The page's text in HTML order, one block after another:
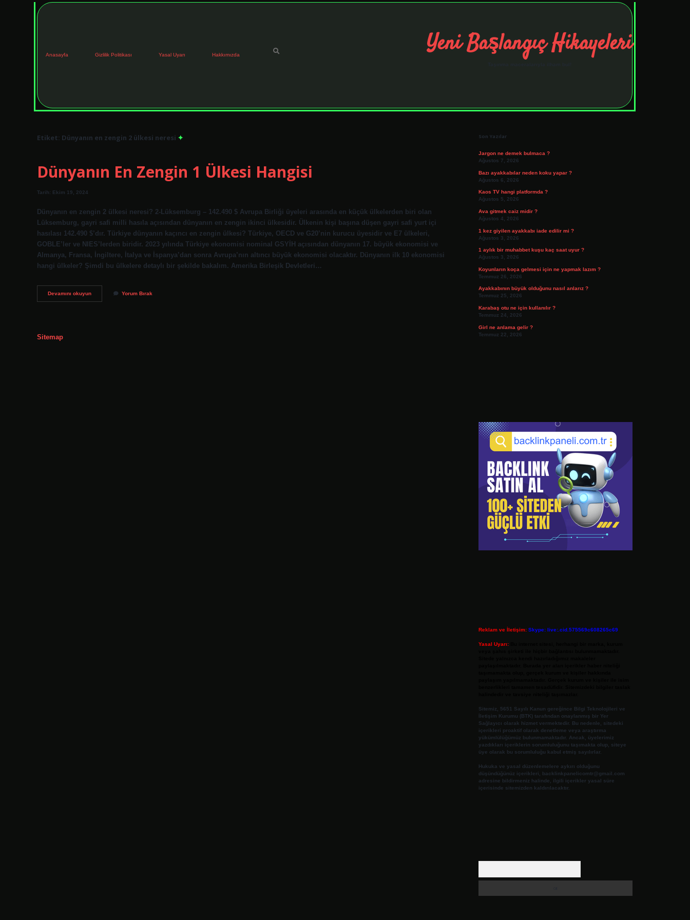
Anasayfa Gizlilik Politikası Yasal Uyarı Hakkımızda Yeni Başlangıç Hikayeleri
Etiket: Dünyanın en zengin 2 ülkesi neresi
Dünyanın En Zengin 1 Ülkesi Hangisi
Tarih: Ekim 19, 2024
Dünyanın en zengin 2 ülkesi neresi? 2-Lüksemburg – 142.490 $ Avrupa Birliği üyeleri arasında en küçük ülkelerden biri olan
Lüksemburg, gayri safi milli hasıla açısından dünyanın en zengin ikinci ülkesidir. Ülkenin kişi başına düşen gayri safi yurt içi
hasılası 142.490 $’dır. Türkiye dünyanın kaçıncı en zengin ülkesi? Türkiye, OECD ve G20’nin kurucu üyesidir ve E7 ülkeleri,
GOBLE’ler ve NIES’lerden biridir. 2023 yılında Türkiye ekonomisi nominal GSYİH açısından dünyanın 17. büyük ekonomisi ve
Almanya, Fransa, İngiltere, İtalya ve İspanya’dan sonra Avrupa’nın altıncı büyük ekonomisi olacaktır. Dünyanın ilk 10 ekonomisi
hangi ülkeler? Şimdi bu ülkelere detaylı bir şekilde bakalım. Amerika Birleşik Devletleri…
Devamını okuyunDünyanın
En
Yorum Bırak
Sitemap
Son Yazılar
Jargon ne demek bulmaca ?
Ağustos 7, 2026
Bazı ayakkabılar neden koku yapar ?
Ağustos 6, 2026
Kaos TV hangi platformda ?
Ağustos 5, 2026
Ava gitmek caiz midir ?
Ağustos 4, 2026
1 kez giyilen ayakkabı iade edilir mi ?
Ağustos 3, 2026
1 aylık bir muhabbet kuşu kaç saat uyur ?
Ağustos 3, 2026
Koyunların koça gelmesi için ne yapmak lazım ?
Temmuz 26, 2026
Ayakkabının büyük olduğunu nasıl anlarız ?
Temmuz 25, 2026
Karabaş otu ne için kullanılır ?
Temmuz 24, 2026
Girl ne anlama gelir ?
Temmuz 22, 2026
Reklam ve İletişim: Skype: live:.cid.575569c608265c69
Yasal Uyarı:
Sitemiz, 5651 Sayılı Kanun gereğince Bilgi Teknolojileri ve
İletişim Kurumu (BTK) tarafından onaylanmış bir Yer
Sağlayıcı olarak hizmet vermektedir. Bu nedenle, sitedeki
içerikleri proaktif olarak denetleme veya araştırma
yükümlülüğümüz bulunmamaktadır. Ancak, üyelerimiz
yazdıkları içeriklerin sorumluluğunu taşımakta olup, siteye
üye olarak bu sorumluluğu kabul etmiş sayılırlar.
Hukuka ve yasal düzenlemelere aykırı olduğunu
düşündüğünüz içerikleri,
backlinkpanelicomtr@gmail.com
adresine bildirmeniz halinde, ilgili içerikler yasal süre
içerisinde sitemizden kaldırılacaktır.
tulipbetelexbett.net